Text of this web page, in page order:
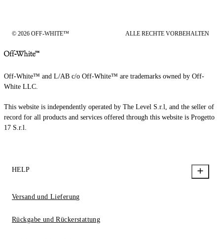
© 2026 OFF-WHITE™ ALLE RECHTE VORBEHALTEN
Off-White™ and L/AB c/o Off-White™ are trademarks owned by Off-
White LLC.
This website is independently operated by The Level S.r.l, and the seller of
record for all products and services offered through this website is Progetto
17 S.r.l.
HELP
Versand und Lieferung
Rückgabe und Rückerstattung